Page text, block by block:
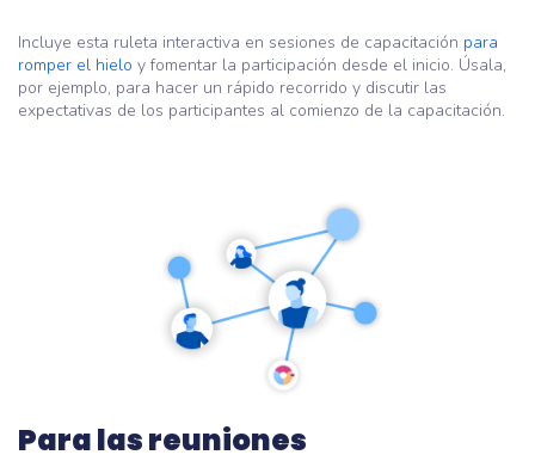
Incluye esta ruleta interactiva en sesiones de capacitación para
romper el hielo y fomentar la participación desde el inicio. Úsala,
por ejemplo, para hacer un rápido recorrido y discutir las
expectativas de los participantes al comienzo de la capacitación.
Para las reuniones